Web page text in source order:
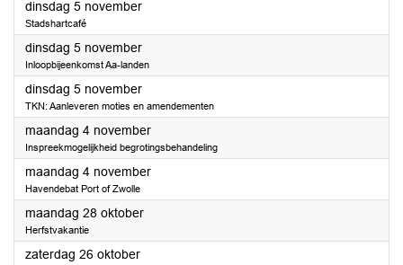
dinsdag 5 november2024
Stadshartcafé
dinsdag 5 november2024
Inloopbijeenkomst Aa-landen
dinsdag 5 november2024
TKN: Aanleveren moties en amendementen
maandag 4 november2024
Inspreekmogelijkheid begrotingsbehandeling
maandag 4 november2024
Havendebat Port of Zwolle
maandag 28 oktober2024
Herfstvakantie
zaterdag 26 oktober2024